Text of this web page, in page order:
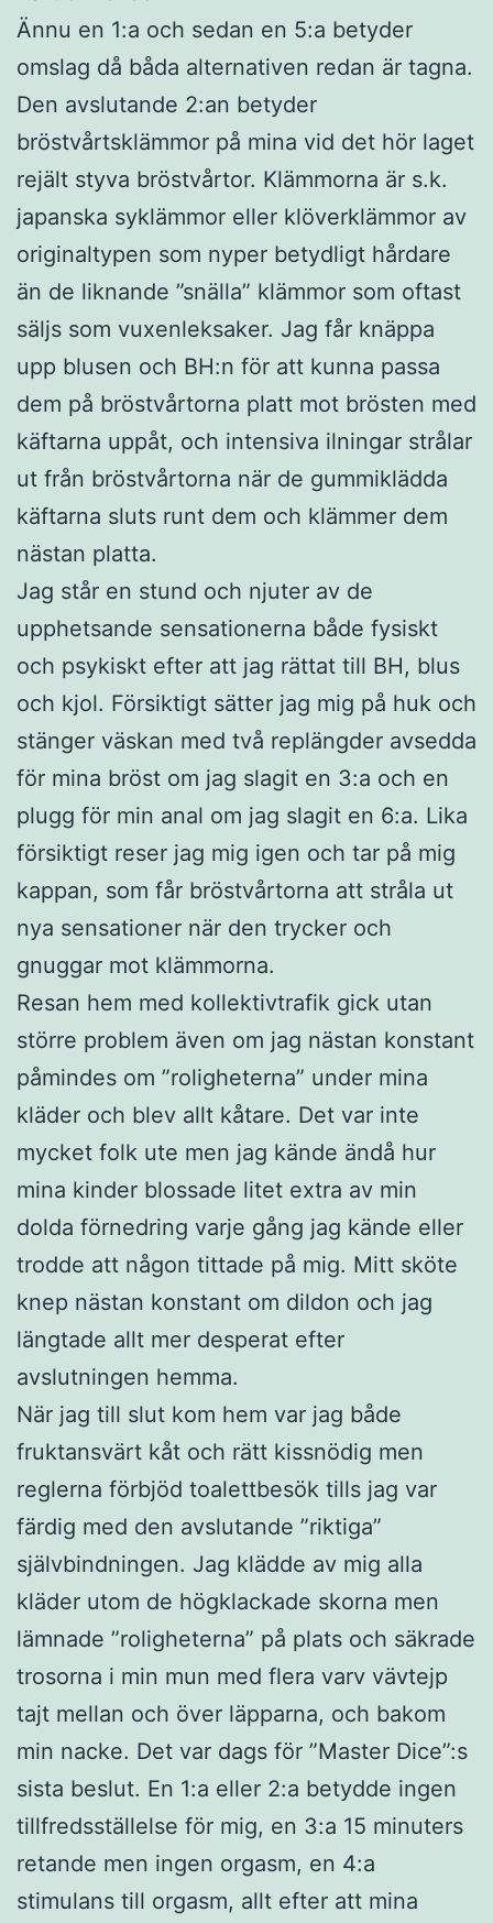
Ännu en 1:a och sedan en 5:a betyder
omslag då båda alternativen redan är tagna.
Den avslutande 2:an betyder
bröstvårtsklämmor på mina vid det hör laget
rejält styva bröstvårtor. Klämmorna är s.k.
japanska syklämmor eller klöverklämmor av
originaltypen som nyper betydligt hårdare
än de liknande ”snälla” klämmor som oftast
säljs som vuxenleksaker. Jag får knäppa
upp blusen och BH:n för att kunna passa
dem på bröstvårtorna platt mot brösten med
käftarna uppåt, och intensiva ilningar strålar
ut från bröstvårtorna när de gummiklädda
käftarna sluts runt dem och klämmer dem
nästan platta.
Jag står en stund och njuter av de
upphetsande sensationerna både fysiskt
och psykiskt efter att jag rättat till BH, blus
och kjol. Försiktigt sätter jag mig på huk och
stänger väskan med två replängder avsedda
för mina bröst om jag slagit en 3:a och en
plugg för min anal om jag slagit en 6:a. Lika
försiktigt reser jag mig igen och tar på mig
kappan, som får bröstvårtorna att stråla ut
nya sensationer när den trycker och
gnuggar mot klämmorna.
Resan hem med kollektivtrafik gick utan
större problem även om jag nästan konstant
påmindes om ”roligheterna” under mina
kläder och blev allt kåtare. Det var inte
mycket folk ute men jag kände ändå hur
mina kinder blossade litet extra av min
dolda förnedring varje gång jag kände eller
trodde att någon tittade på mig. Mitt sköte
knep nästan konstant om dildon och jag
längtade allt mer desperat efter
avslutningen hemma.
När jag till slut kom hem var jag både
fruktansvärt kåt och rätt kissnödig men
reglerna förbjöd toalettbesök tills jag var
färdig med den avslutande ”riktiga”
självbindningen. Jag klädde av mig alla
kläder utom de högklackade skorna men
lämnade ”roligheterna” på plats och säkrade
trosorna i min mun med flera varv vävtejp
tajt mellan och över läpparna, och bakom
min nacke. Det var dags för ”Master Dice”:s
sista beslut. En 1:a eller 2:a betydde ingen
tillfredsställelse för mig, en 3:a 15 minuters
retande men ingen orgasm, en 4:a
stimulans till orgasm, allt efter att mina